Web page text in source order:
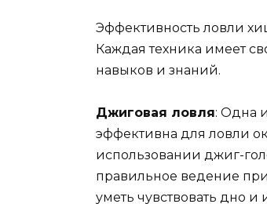
Эффективность ловли
Каждая техника имеет
навыков и знаний.
Джиговая ловля: Одна
эффективна для ловли
использовании джиг-
правильное ведение
уметь чувствовать дно